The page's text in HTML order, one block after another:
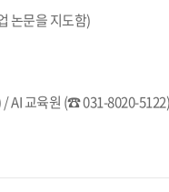
논문을 지도함)
AI 교육원 (☎ 031-8020-